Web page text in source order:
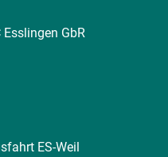
GbR
ES-Weil